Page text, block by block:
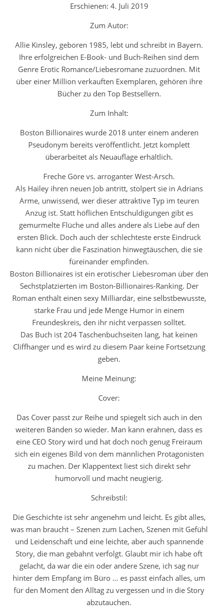
Erschienen: 4. Juli 2019
Zum Autor:
Allie Kinsley, geboren 1985, lebt und schreibt in Bayern.
Ihre erfolgreichen E-Book- und Buch-Reihen sind dem
Genre Erotic Romance/Liebesromane zuzuordnen. Mit
über einer Million verkauften Exemplaren, gehören ihre
Bücher zu den Top Bestsellern.
Zum Inhalt:
Boston Billionaires wurde 2018 unter einem anderen
Pseudonym bereits veröffentlicht. Jetzt komplett
überarbeitet als Neuauflage erhältlich.
Freche Göre vs. arroganter West-Arsch.
Als Hailey ihren neuen Job antritt, stolpert sie in Adrians
Arme, unwissend, wer dieser attraktive Typ im teuren
Anzug ist. Statt höflichen Entschuldigungen gibt es
gemurmelte Flüche und alles andere als Liebe auf den
ersten Blick. Doch auch der schlechteste erste Eindruck
kann nicht über die Faszination hinwegtäuschen, die sie
füreinander empfinden.
Boston Billionaires ist ein erotischer Liebesroman über den
Sechstplatzierten im Boston-Billionaires-Ranking. Der
Roman enthält einen sexy Milliardär, eine selbstbewusste,
starke Frau und jede Menge Humor in einem
Freundeskreis, den ihr nicht verpassen solltet.
Das Buch ist 204 Taschenbuchseiten lang, hat keinen
Cliffhanger und es wird zu diesem Paar keine Fortsetzung
geben.
Meine Meinung:
Cover:
Das Cover passt zur Reihe und spiegelt sich auch in den
weiteren Bänden so wieder. Man kann erahnen, dass es
eine CEO Story wird und hat doch noch genug Freiraum
sich ein eigenes Bild von dem männlichen Protagonisten
zu machen. Der Klappentext liest sich direkt sehr
humorvoll und macht neugierig.
Schreibstil:
Die Geschichte ist sehr angenehm und leicht. Es gibt alles,
was man braucht – Szenen zum Lachen, Szenen mit Gefühl
und Leidenschaft und eine leichte, aber auch spannende
Story, die man gebahnt verfolgt. Glaubt mir ich habe oft
gelacht, da war die ein oder andere Szene, ich sag nur
hinter dem Empfang im Büro … es passt einfach alles, um
für den Moment den Alltag zu vergessen und in die Story
abzutauchen.